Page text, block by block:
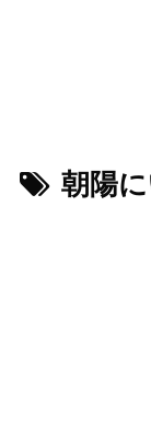
朝陽